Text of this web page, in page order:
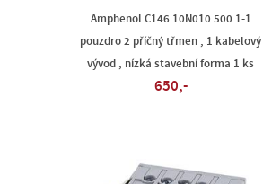
Amphenol C146 10N010 500 1-1
pouzdro 2 příčný třmen , 1 kabelový
vývod , nízká stavební forma 1 ks
650,-